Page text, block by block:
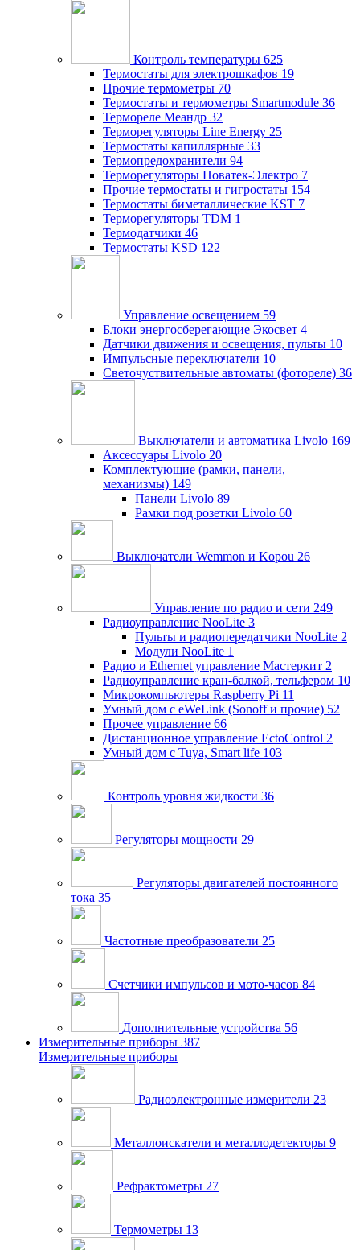
Контроль температуры 625
Термостаты для электрошкафов 19
Прочие термометры 70
Термостаты и термометры Smartmodule 36
Термореле Меандр 32
Терморегуляторы Line Energy 25
Термостаты капиллярные 33
Термопредохранители 94
Терморегуляторы Новатек-Электро 7
Прочие термостаты и гигростаты 154
Термостаты биметаллические KST 7
Терморегуляторы TDM 1
Термодатчики 46
Термостаты KSD 122
Управление освещением 59
Блоки энергосберегающие Экосвет 4
Датчики движения и освещения, пульты 10
Импульсные переключатели 10
Светочуствительные автоматы (фотореле) 36
Выключатели и автоматика Livolo 169
Аксессуары Livolo 20
Комплектующие (рамки, панели,
механизмы) 149
Панели Livolo 89
Рамки под розетки Livolo 60
Выключатели Wemmon и Kopou 26
Управление по радио и сети 249
Радиоуправление NooLite 3
Пульты и радиопередатчики NooLite 2
Модули NooLite 1
Радио и Ethernet управление Мастеркит 2
Радиоуправление кран-балкой, тельфером 10
Микрокомпьютеры Raspberry Pi 11
Умный дом c eWeLink (Sonoff и прочие) 52
Прочее управление 66
Дистанционное управление EctoControl 2
Умный дом с Tuya, Smart life 103
Контроль уровня жидкости 36
Регуляторы мощности 29
Регуляторы двигателей постоянного
тока 35
Частотные преобразователи 25
Счетчики импульсов и мото-часов 84
Дополнительные устройства 56
Измерительные приборы 387
Измерительные приборы
Радиоэлектронные измерители 23
Металлоискатели и металлодетекторы 9
Рефрактометры 27
Термометры 13